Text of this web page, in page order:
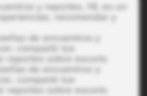
y reportes, HL es un
recomendar y
de encuentros y
compartir tus
reportes sobre escorts
de encuentros y
compartir tus
reportes sobre escorts